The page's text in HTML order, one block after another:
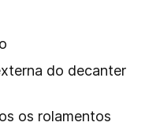
do decanter
os rolamentos